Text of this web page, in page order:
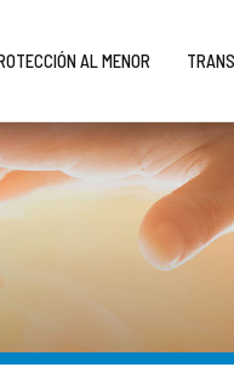
AL MENOR